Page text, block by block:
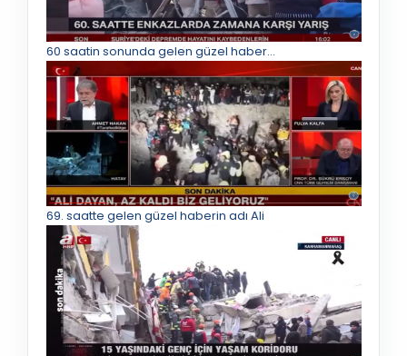
60 saatin sonunda gelen güzel haber...
69. saatte gelen güzel haberin adı Ali